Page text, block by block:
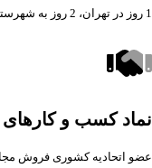
1 روز در تهران، 2 روز به شهرستان
نماد کسب و
عضو اتحادیه کشوری فروش